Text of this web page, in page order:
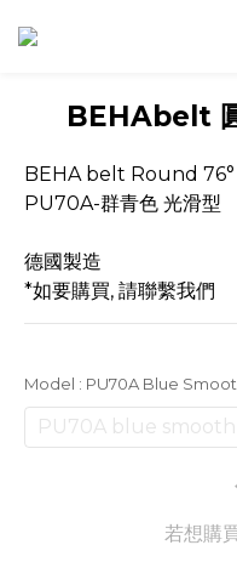
BEHAbelt
BEHA belt Round 76°
PU70A-群青色 光滑型
德國製造
*如要購買, 請聯繫我們
Model : PU70A Blue
PU70A blue smooth
若想購